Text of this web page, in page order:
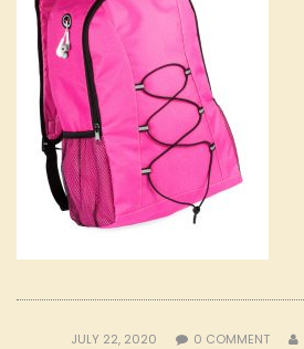
JULY 22, 2020 0 COMMENT